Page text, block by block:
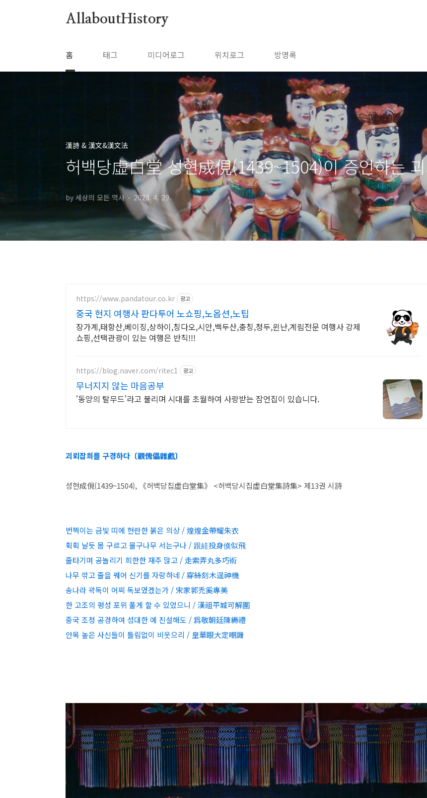
AllaboutHistory
홈 태그 미디어로그 위치로그 방명록
漢詩 & 漢文&漢文法
허백당虛白堂 성현成俔(1439~1504)이 증언하는
by 세상의 모든 역사 2023. 4. 29.
https://www.pandatour.co.kr 광고
중국 현지 여행사 판다투어 노쇼핑,노옵션,노팁
장가계,태항산,베이징,상하이,칭다오,시안,백두산,충칭,청두,윈난,계림전문 여행사 강제
쇼핑,선택관광이 있는 여행은 반칙!!!
https://blog.naver.com/ritec1 광고
무너지지 않는 마음공부
'동양의 탈무드'라고 불리며 시대를 초월하여 사랑받는 잠언집이 있습니다.
괴뢰잡희를 구경하다〔觀傀儡雜戲〕
성현成俔(1439~1504), 《허백당집虛白堂集》 <허백당시집虛白堂集詩集> 제13권 시詩
번쩍이는 금빛 띠에 현란한 붉은 의상 / 煌煌金帶耀朱衣
휙휙 날듯 몸 구르고 물구나무 서는구나 / 跟絓投身倏似飛
줄타기며 공놀리기 희한한 재주 많고 / 走索弄丸多巧術
나무 깎고 줄을 꿰어 신기를 자랑하네 / 穿絲刻木逞神機
송나라 곽독이 어찌 독보였겠는가 / 宋家郭禿奚專美
한 고조의 평성 포위 풀게 할 수 있었으니 / 漢祖平城可解圍
중국 조정 공경하여 성대한 예 진설해도 / 爲敬朝廷陳縟禮
안목 높은 사신들이 틀림없이 비웃으리 / 皇華眼大定嘲譏